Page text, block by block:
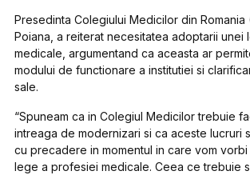
Presedinta Colegiului Medicilor din Romania
Poiana, a reiterat necesitatea adoptarii unei
medicale, argumentand ca aceasta ar
modului de functionare a institutiei si
sale.
“Spuneam ca in Colegiul Medicilor trebuie
intreaga de modernizari si ca aceste lucruri
cu precadere in momentul in care vom
lege a profesiei medicale. Ceea ce trebuie